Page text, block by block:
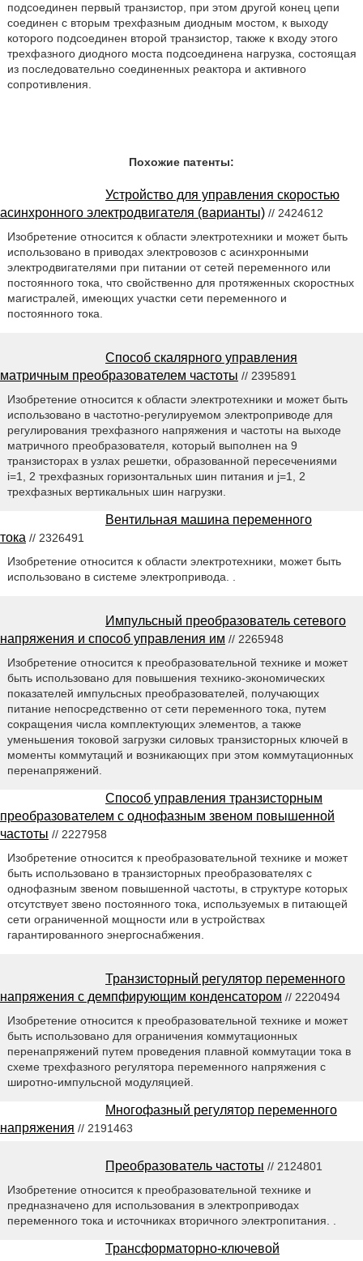
подсоединен первый транзистор, при этом другой конец цепи
соединен с вторым трехфазным диодным мостом, к выходу
которого подсоединен второй транзистор, также к входу этого
трехфазного диодного моста подсоединена нагрузка, состоящая
из последовательно соединенных реактора и активного
сопротивления.
Похожие патенты:
Устройство для управления скоростью
асинхронного электродвигателя (варианты) // 2424612
Изобретение относится к области электротехники и может быть
использовано в приводах электровозов с асинхронными
электродвигателями при питании от сетей переменного или
постоянного тока, что свойственно для протяженных скоростных
магистралей, имеющих участки сети переменного и
постоянного тока.
Способ скалярного управления
матричным преобразователем частоты // 2395891
Изобретение относится к области электротехники и может быть
использовано в частотно-регулируемом электроприводе для
регулирования трехфазного напряжения и частоты на выходе
матричного преобразователя, который выполнен на 9
транзисторах в узлах решетки, образованной пересечениями
i=1, 2 трехфазных горизонтальных шин питания и j=1, 2
трехфазных вертикальных шин нагрузки.
Вентильная машина переменного
тока // 2326491
Изобретение относится к области электротехники, может быть
использовано в системе электропривода. .
Импульсный преобразователь сетевого
напряжения и способ управления им // 2265948
Изобретение относится к преобразовательной технике и может
быть использовано для повышения технико-экономических
показателей импульсных преобразователей, получающих
питание непосредственно от сети переменного тока, путем
сокращения числа комплектующих элементов, а также
уменьшения токовой загрузки силовых транзисторных ключей в
моменты коммутаций и возникающих при этом коммутационных
перенапряжений.
Способ управления транзисторным
преобразователем с однофазным звеном повышенной
частоты // 2227958
Изобретение относится к преобразовательной технике и может
быть использовано в транзисторных преобразователях с
однофазным звеном повышенной частоты, в структуре которых
отсутствует звено постоянного тока, используемых в питающей
сети ограниченной мощности или в устройствах
гарантированного энергоснабжения.
Транзисторный регулятор переменного
напряжения с демпфирующим конденсатором // 2220494
Изобретение относится к преобразовательной технике и может
быть использовано для ограничения коммутационных
перенапряжений путем проведения плавной коммутации тока в
схеме трехфазного регулятора переменного напряжения с
широтно-импульсной модуляцией.
Многофазный регулятор переменного
напряжения // 2191463
Преобразователь частоты // 2124801
Изобретение относится к преобразовательной технике и
предназначено для использования в электроприводах
переменного тока и источниках вторичного электропитания. .
Трансформаторно-ключевой